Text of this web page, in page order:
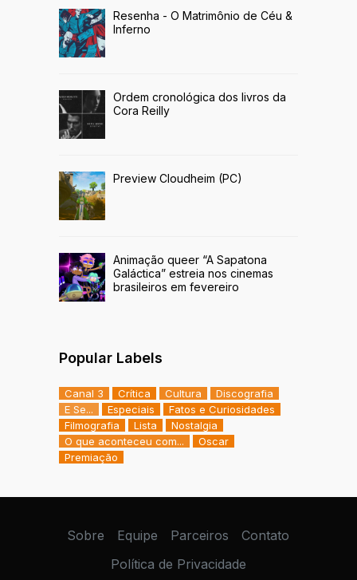
Resenha - O Matrimônio de Céu &
Inferno
Ordem cronológica dos livros da
Cora Reilly
Preview Cloudheim (PC)
Animação queer “A Sapatona
Galáctica” estreia nos cinemas
brasileiros em fevereiro
Popular Labels
Canal 3 Crítica Cultura
Discografia
E Se...
Especiais
Fatos e Curiosidades
Filmografia
Lista
Nostalgia
O que aconteceu com...
Oscar
Premiação
Sobre Equipe Parceiros
Contato
Política de Privacidade